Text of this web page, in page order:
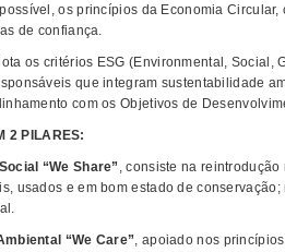
os princípios da Economia Circular,
de confiança.
os critérios ESG (Environmental, Social,
que integram sustentabilidade
com os Objetivos de
2 PILARES:
“We Share” , consiste na
usados e em bom estado de
“We Care”, apoiado nos